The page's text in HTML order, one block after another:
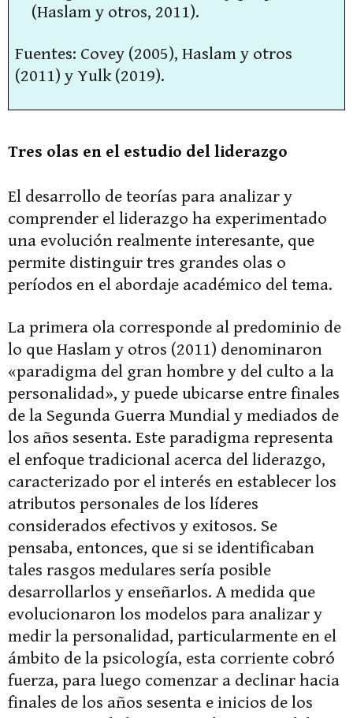
(Haslam y otros, 2011).
Fuentes: Covey (2005), Haslam y otros
(2011) y Yulk (2019).
Tres olas en el estudio del liderazgo
El desarrollo de teorías para analizar y
comprender el liderazgo ha experimentado
una evolución realmente interesante, que
permite distinguir tres grandes olas o
períodos en el abordaje académico del tema.
La primera ola corresponde al predominio de
lo que Haslam y otros (2011) denominaron
«paradigma del gran hombre y del culto a la
personalidad», y puede ubicarse entre finales
de la Segunda Guerra Mundial y mediados de
los años sesenta. Este paradigma representa
el enfoque tradicional acerca del liderazgo,
caracterizado por el interés en establecer los
atributos personales de los líderes
considerados efectivos y exitosos. Se
pensaba, entonces, que si se identificaban
tales rasgos medulares sería posible
desarrollarlos y enseñarlos. A medida que
evolucionaron los modelos para analizar y
medir la personalidad, particularmente en el
ámbito de la psicología, esta corriente cobró
fuerza, para luego comenzar a declinar hacia
finales de los años sesenta e inicios de los